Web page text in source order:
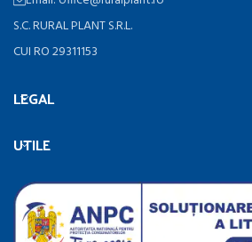
S.C. RURAL PLANT S.R.L.
CUI RO 29311153
LEGAL
UTILE